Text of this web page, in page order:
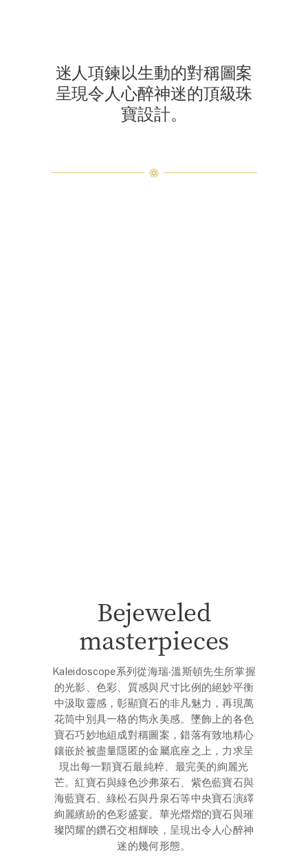
迷人項鍊以生動的對稱圖案
呈現令人心醉神迷的頂級珠
寶設計。
Bejeweled
masterpieces
Kaleidoscope系列從海瑞‧溫斯頓先生所掌握
的光影、色彩、質感與尺寸比例的絕妙平衡
中汲取靈感，彰顯寶石的非凡魅力，再現萬
花筒中別具一格的雋永美感。墜飾上的各色
寶石巧妙地組成對稱圖案，錯落有致地精心
鑲嵌於被盡量隱匿的金屬底座之上，力求呈
現出每一顆寶石最純粹、最完美的絢麗光
芒。紅寶石與綠色沙弗萊石、紫色藍寶石與
海藍寶石、綠松石與丹泉石等中央寶石演繹
絢麗繽紛的色彩盛宴。華光熠熠的寶石與璀
璨閃耀的鑽石交相輝映，呈現出令人心醉神
迷的幾何形態。